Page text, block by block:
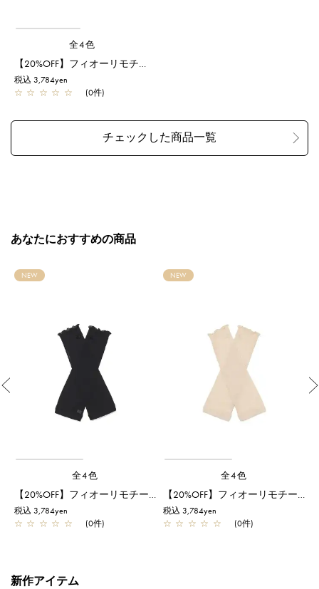
全4色
税込 3,784yen
☆ ☆ ☆ ☆ ☆ (0件)
あなたにおすすめの商品
NEW
全4色
【20%OFF】フィオーリモチーフ付きフィンガーレスロンググローブ/ブラック
税込 3,784yen
☆ ☆ ☆ ☆ ☆ (0件)
NEW
全4色
【20%OFF】フィオーリモチーフ付きフィンガーレスロンググローブ/ベージュ
税込 3,784yen
☆ ☆ ☆ ☆ ☆ (0件)
新作アイテム